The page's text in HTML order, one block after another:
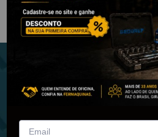
Cadastre-se e receba nossas
mail!